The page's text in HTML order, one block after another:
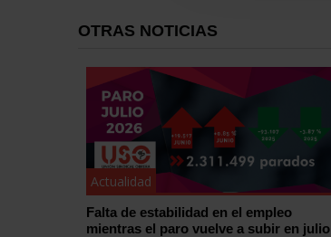
OTRAS NOTICIAS
Actualidad
Falta de estabilidad en el empleo
mientras el paro vuelve a subir en julio